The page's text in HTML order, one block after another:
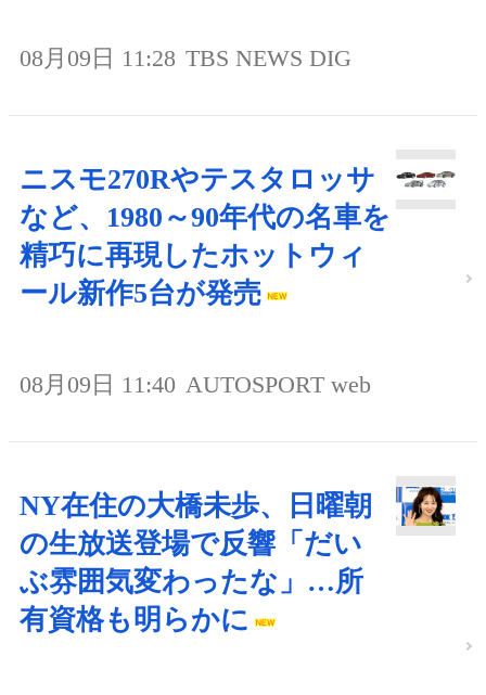
08月09日 11:28 TBS NEWS DIG
ニスモ270Rやテスタロッサ
など、1980～90年代の名車を
精巧に再現したホットウィ
ール新作5台が発売
08月09日 11:40 AUTOSPORT web
NY在住の大橋未歩、日曜朝
の生放送登場で反響「だい
ぶ雰囲気変わったな」…所
有資格も明らかに